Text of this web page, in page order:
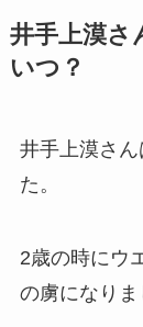
井手上漠さ
いつ？
井手上漠さ
た。
2歳の時にウ
の虜になりま